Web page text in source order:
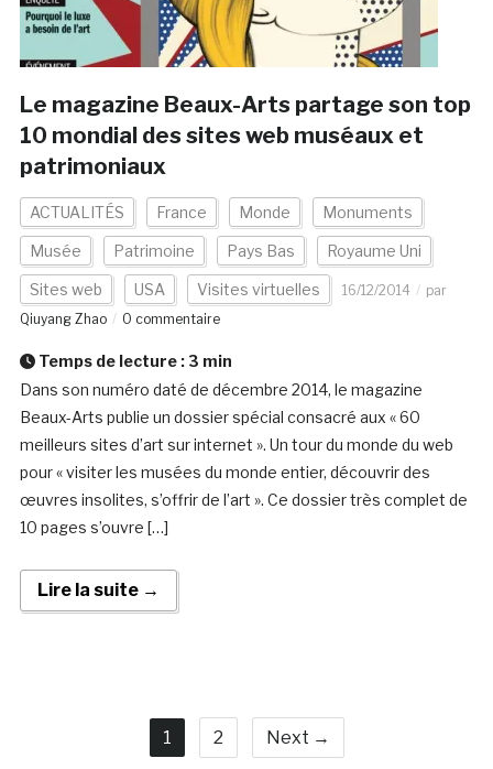
Le magazine Beaux-Arts partage son top
10 mondial des sites web muséaux et
patrimoniaux
ACTUALITÉS France Monde Monuments
Musée Patrimoine Pays Bas Royaume Uni
Sites web USA Visites virtuelles 16/12/2014
par
Qiuyang Zhao
0 commentaire
Temps de lecture : 3 min
Dans son numéro daté de décembre 2014, le magazine
Beaux-Arts publie un dossier spécial consacré aux « 60
meilleurs sites d’art sur internet ». Un tour du monde du web
pour « visiter les musées du monde entier, découvrir des
œuvres insolites, s’offrir de l’art ». Ce dossier très complet de
10 pages s’ouvre […]
Lire la suite →
1 2 Next →